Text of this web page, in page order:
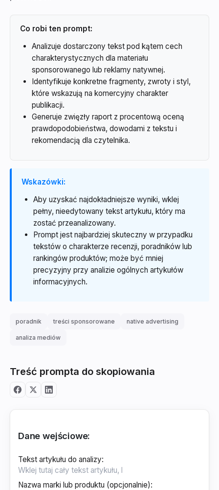
Co robi ten prompt:
Analizuje dostarczony tekst pod kątem cech
charakterystycznych dla materiału
sponsorowanego lub reklamy natywnej.
Identyfikuje konkretne fragmenty, zwroty i styl,
które wskazują na komercyjny charakter
publikacji.
Generuje zwięzły raport z procentową oceną
prawdopodobieństwa, dowodami z tekstu i
rekomendacją dla czytelnika.
Wskazówki:
Aby uzyskać najdokładniejsze wyniki, wklej
pełny, nieedytowany tekst artykułu, który ma
zostać przeanalizowany.
Prompt jest najbardziej skuteczny w przypadku
tekstów o charakterze recenzji, poradników lub
rankingów produktów; może być mniej
precyzyjny przy analizie ogólnych artykułów
informacyjnych.
poradnik treści sponsorowane native advertising
analiza mediów
Treść prompta do skopiowania
Dane wejściowe:
Tekst artykułu do analizy:
Nazwa marki lub produktu (opcjonalnie):